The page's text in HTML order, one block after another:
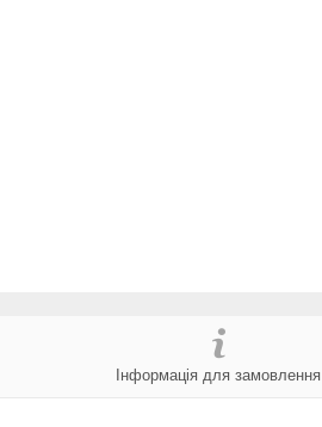
Інформація для замовлення